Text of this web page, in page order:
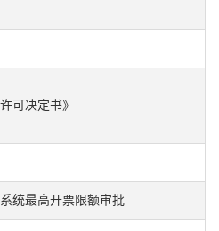
可决定书》
统最高开票限额审批